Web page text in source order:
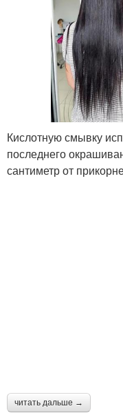
Кислотную смывку
последнего
сантиметр от
читать дальше →